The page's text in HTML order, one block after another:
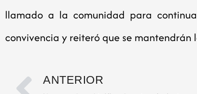
llamado a la comunidad para
convivencia y reiteró que se mantendrán
ANTERIOR